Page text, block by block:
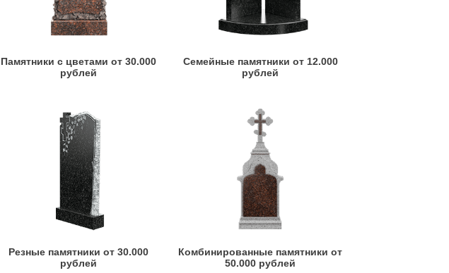
Памятники с цветами от 30.000
рублей
Семейные памятники от 12.000
рублей
Резные памятники от 30.000
рублей
Комбинированные памятники от
50.000 рублей